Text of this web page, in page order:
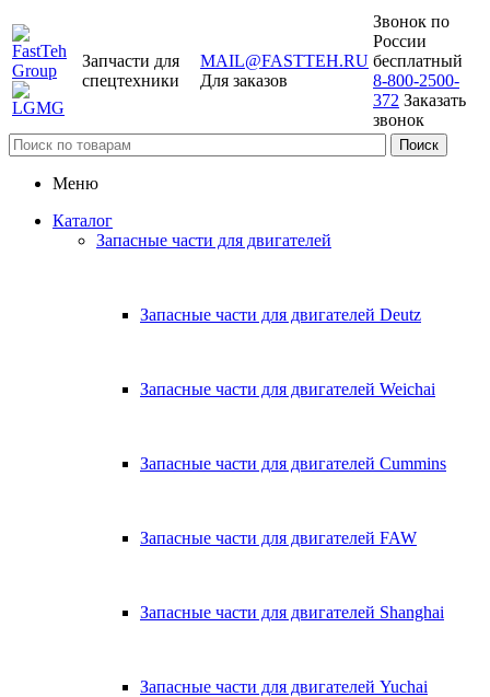
Запчасти для
спецтехники
MAIL@FASTTEH.RU
Для заказов
Звонок по
России
бесплатный
8-800-2500-
372 Заказать
звонок
Меню
Каталог
Запасные части для двигателей
Запасные части для двигателей Deutz
Запасные части для двигателей Weichai
Запасные части для двигателей Cummins
Запасные части для двигателей FAW
Запасные части для двигателей Shanghai
Запасные части для двигателей Yuchai